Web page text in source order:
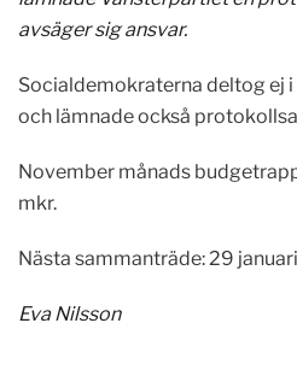
avsäger sig ansvar.
Socialdemokraterna deltog ej
och lämnade också
November månads
mkr.
Nästa sammanträde: 29
Eva Nilsson